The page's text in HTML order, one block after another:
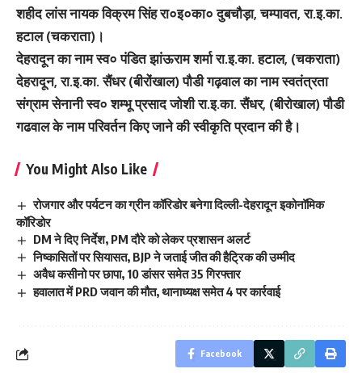
शहीद लांस नायक विक्रम सिंह रा०इ०का० दुबचौड़ा, चम्पावत, रा.इ.का.
हटाल (चकराता)।
देहरादून का नाम स्व० पंडित झांऊराम शर्मा रा.इ.का. हटाल, (चकराता)
देहरादून, रा.इ.का. सैंधर (बीरोंखाल) पौडी गढ़वाल का नाम स्वतंत्रता
संग्राम सेनानी स्व० शम्भू प्रसाद जोशी रा.इ.का. सैंधर, (बीरोखाल) पौडी
गढवाल के नाम परिवर्तन किए जाने की स्वीकृति प्रदान की है।
You Might Also Like
रोजगार और पर्यटन का ग्रीन कॉरिडोर बनेगा दिल्ली-देहरादून इकोनॉमिक
कॉरिडोर
DM ने दिए निर्देश, PM दौरे को लेकर प्रशासन अलर्ट
निष्कासितों पर सियासत, BJP ने जताई जीत की हैट्रिक की उम्मीद
अवैध कसीनो पर छापा, 10 डांसर समेत 35 गिरफ्तार
हवालात में PRD जवान की मौत, थानाध्यक्ष समेत 4 पर कार्रवाई
Facebook